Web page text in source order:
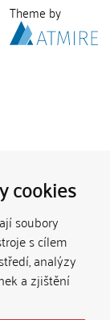
cookies
soubory
s cílem
analýzy
a zjištění
Theme by